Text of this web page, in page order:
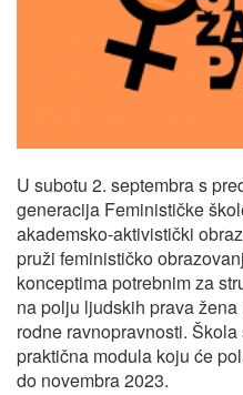
U subotu 2. septembra s
generacija Feminističke
akademsko-aktivistički
pruži feminističko
konceptima potrebnim za
na polju ljudskih prava
rodne ravnopravnosti.
praktična modula koju će
do novembra 2023.